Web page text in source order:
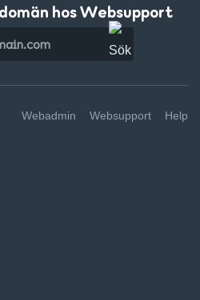
hos Websupport
Webadmin Websupport Help